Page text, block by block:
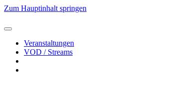
Zum Hauptinhalt springen
Veranstaltungen
VOD / Streams